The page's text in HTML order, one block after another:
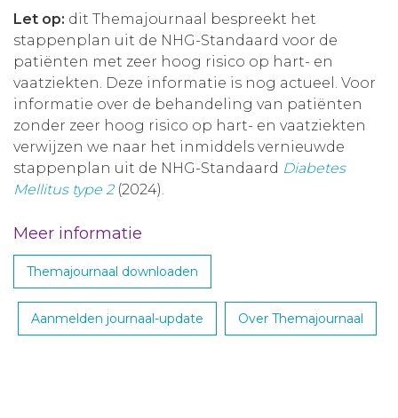
Let op: dit Themajournaal bespreekt het
stappenplan uit de NHG-Standaard voor de
patiënten met zeer hoog risico op hart- en
vaatziekten. Deze informatie is nog actueel. Voor
informatie over de behandeling van patiënten
zonder zeer hoog risico op hart- en vaatziekten
verwijzen we naar het inmiddels vernieuwde
stappenplan uit de NHG-Standaard Diabetes
Mellitus type 2(2024).
Meer informatie
Themajournaal downloaden
Aanmelden journaal-update Over Themajournaal